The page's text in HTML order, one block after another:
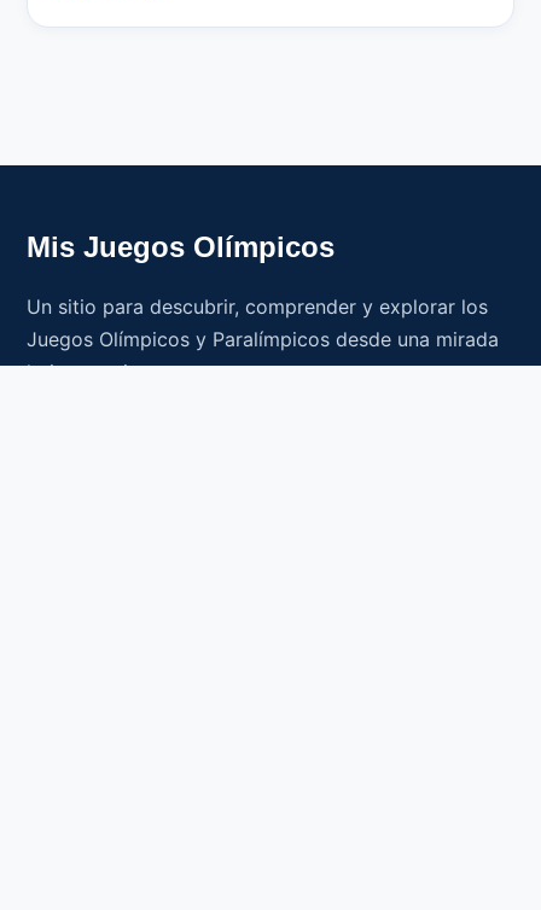
Mis Juegos Olímpicos
Un sitio para descubrir, comprender y explorar los
Juegos Olímpicos y Paralímpicos desde una mirada
latinoamericana.